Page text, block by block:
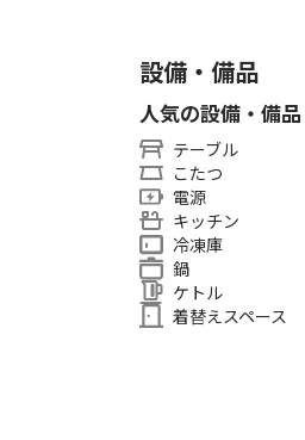
設備・備品
人気の設備・備品
テーブル
こたつ
電源
キッチン
冷凍庫
鍋
ケトル
着替えスペース